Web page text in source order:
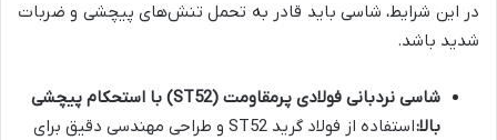
در این شرایط، شاسی باید قادر به تحمل تنش‌های پیچشی و ضربات
شدید باشد.
شاسی نردبانی فولادی پرمقاومت (ST52) با استحکام پیچشی
بالا:
استفاده از فولاد گرید ST52 و طراحی مهندسی دقیق برای